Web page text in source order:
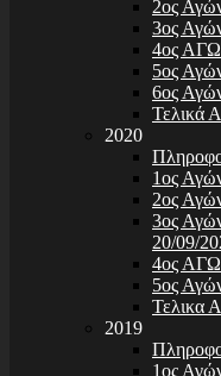
2ος
3ος
4ος
5ος
6ος
Τελικά
2020
1ος
2ος
3ος
20/09/
4ος
5ος
Τελικα
2019
1ος